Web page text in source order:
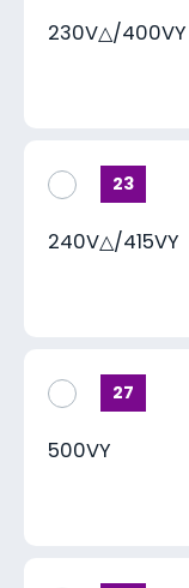
230V△/400VY
23
240V△/415VY
27
500VY